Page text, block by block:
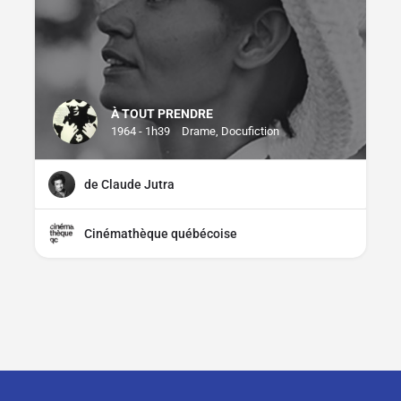
À TOUT PRENDRE
1964 - 1h39 Drame, Docufiction
de Claude Jutra
Cinémathèque québécoise